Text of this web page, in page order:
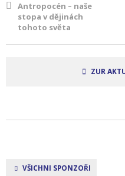
Antropocén – naše
stopa v dějinách
tohoto světa
ZUR
VŠICHNI SPONZOŘI